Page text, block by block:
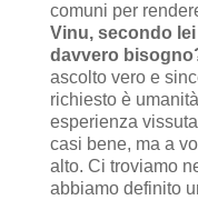
comuni per
Vinu, secondo
davvero
ascolto vero e
richiesto è
esperienza
casi bene, ma a
alto. Ci troviamo
abbiamo definito